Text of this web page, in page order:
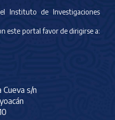
Instituto de Investigaciones
este portal favor de dirigirse a:
s/n